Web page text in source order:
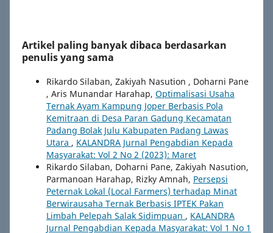
Artikel paling banyak dibaca berdasarkan
penulis yang sama
Rikardo Silaban, Zakiyah Nasution , Doharni Pane
, Aris Munandar Harahap, Optimalisasi Usaha
Ternak Ayam Kampung Joper Berbasis Pola
Kemitraan di Desa Paran Gadung Kecamatan
Padang Bolak Julu Kabupaten Padang Lawas
Utara , KALANDRA Jurnal Pengabdian Kepada
Masyarakat: Vol 2 No 2 (2023): Maret
Rikardo Silaban, Doharni Pane, Zakiyah Nasution,
Parmanoan Harahap, Rizky Amnah, Persepsi
Peternak Lokal (Local Farmers) terhadap Minat
Berwirausaha Ternak Berbasis IPTEK Pakan
Limbah Pelepah Salak Sidimpuan , KALANDRA
Jurnal Pengabdian Kepada Masyarakat: Vol 1 No 1